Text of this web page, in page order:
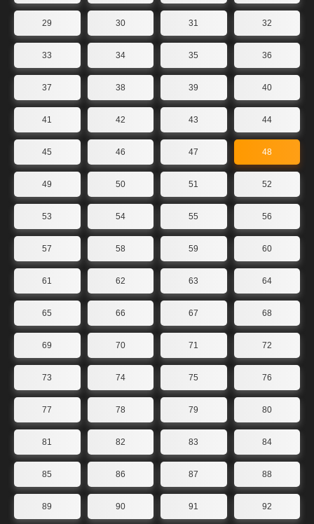
29 30 31 32
33 34 35 36
37 38 39 40
41 42 43 44
45 46 47 48
49 50 51 52
53 54 55 56
57 58 59 60
61 62 63 64
65 66 67 68
69 70 71 72
73 74 75 76
77 78 79 80
81 82 83 84
85 86 87 88
89 90 91 92